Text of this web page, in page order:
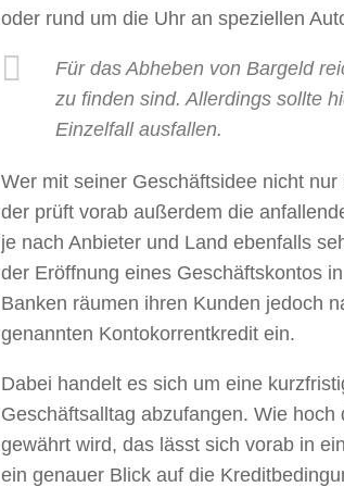
oder rund um die Uhr an speziellen
Für das Abheben von Bargeld
zu finden sind. Allerdings sollte
Einzelfall ausfallen.
Wer mit seiner Geschäftsidee nicht
der prüft vorab außerdem die
je nach Anbieter und Land ebenfalls
der Eröffnung eines Geschäftskontos
Banken räumen ihren Kunden jedoch
genannten Kontokorrentkredit ein.
Dabei handelt es sich um eine
Geschäftsalltag abzufangen. Wie
gewährt wird, das lässt sich vorab in
ein genauer Blick auf die